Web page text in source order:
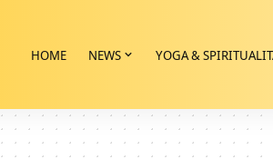
HOME NEWS YOGA &